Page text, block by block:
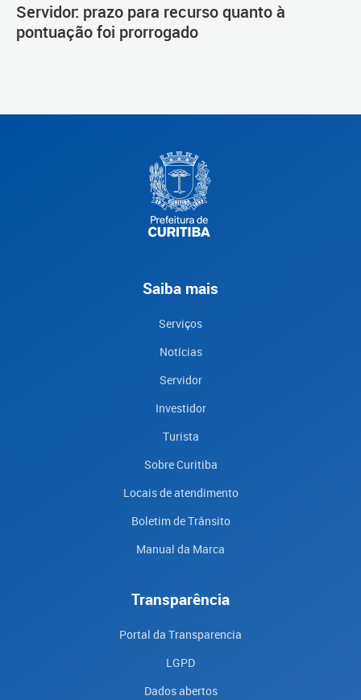
Servidor: prazo para recurso quanto à
pontuação foi prorrogado
Saiba mais
Serviços
Notícias
Servidor
Investidor
Turista
Sobre Curitiba
Locais de atendimento
Boletim de Trânsito
Manual da Marca
Transparência
Portal da Transparencia
LGPD
Dados abertos